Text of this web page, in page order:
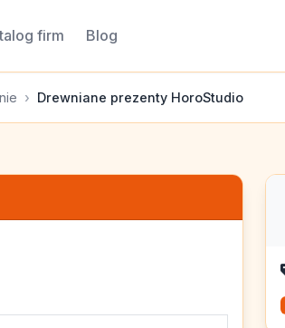
firm Blog
Drewniane prezenty HoroStudio